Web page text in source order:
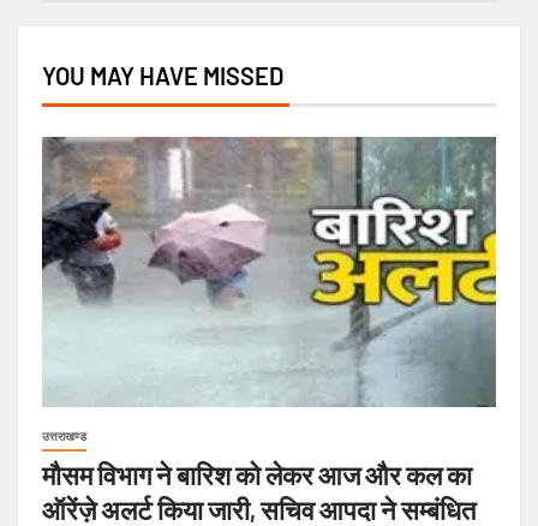
YOU MAY HAVE MISSED
उत्तराखण्ड
मौसम विभाग ने बारिश को लेकर आज और कल का
ऑरेंज़े अलर्ट किया जारी, सचिव आपदा ने सम्बंधित